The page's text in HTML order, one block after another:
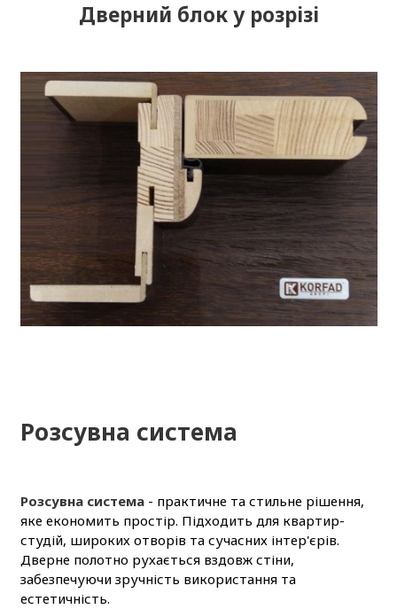
Дверний блок у розрізі
Розсувна система
Розсувна система- практичне та стильне рішення,
яке економить простір. Підходить для квартир-
студій, широких отворів та сучасних інтер'єрів.
Дверне полотно рухається вздовж стіни,
забезпечуючи зручність використання та
естетичність.